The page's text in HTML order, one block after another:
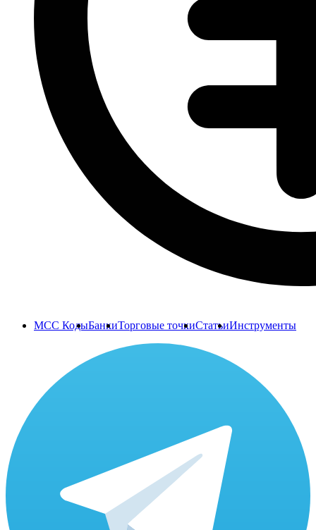
MCC КодыБанкиТорговые точкиСтатьиИнструменты